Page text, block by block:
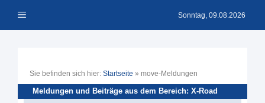
Inhalt Menü Sonntag, 09.08.2026
Sie befinden sich hier: Startseite » move-Meldungen
Meldungen und Beiträge aus dem Bereich: X-Road